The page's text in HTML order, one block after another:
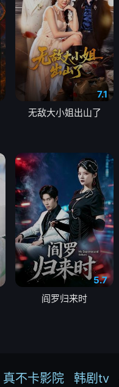
7.1
无敌大小姐出山了
5.7
阎罗归来时
真不卡影院 韩剧tv